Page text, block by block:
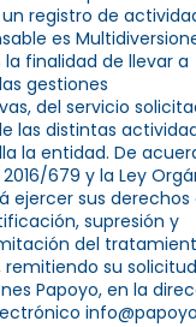
registro de
es
la finalidad de llevar a
gestiones
del servicio
las distintas
la entidad. De
2016/679 y la Ley
ejercer sus derechos
supresión y
del
remitiendo su
Papoyo, en la